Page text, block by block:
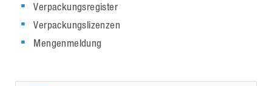
Verpackungsregister
Verpackungslizenzen
Mengenmeldung